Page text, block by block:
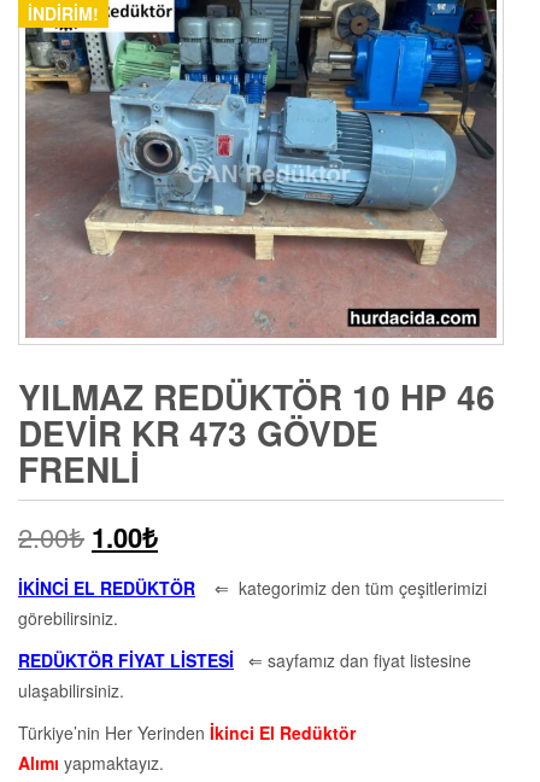
İNDIRIM!
YILMAZ REDÜKTÖR 10 HP 46
DEVIR KR 473 GÖVDE
FRENLI
2.00₺ 1.00₺
İKİNCİ EL REDÜKTÖR ⇐ kategorimiz den tüm çeşitlerimizi
görebilirsiniz.
REDÜKTÖR FİYAT LİSTESİ ⇐ sayfamız dan fiyat listesine
ulaşabilirsiniz.
Türkiye’nin Her Yerinden İkinci El Redüktör
Alımı yapmaktayız.